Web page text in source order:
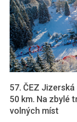
57. ČEZ
50 km. Na zbylé
volných míst